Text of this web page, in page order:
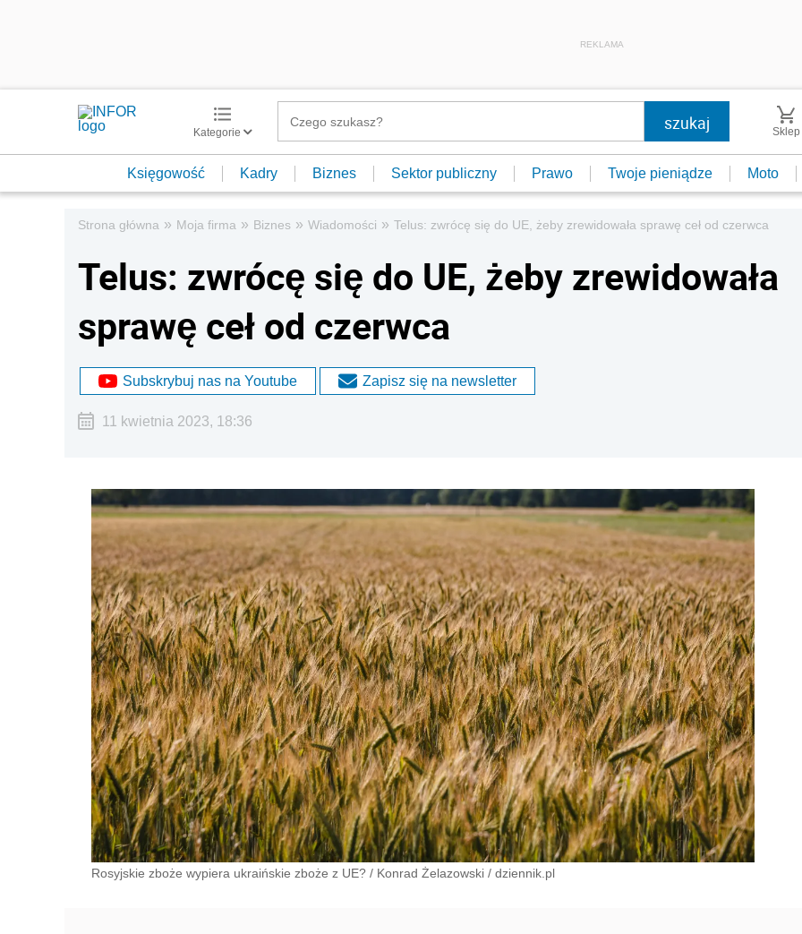
REKLAMA
Kategorie Sklep
Księgowość Kadry Biznes Sektor publiczny Prawo Twoje pieniądze Moto
Strona główna » Moja firma » Biznes » Wiadomości » Telus: zwrócę się do UE, żeby zrewidowała sprawę ceł od czerwca
Telus: zwrócę się do UE, żeby zrewidowała
sprawę ceł od czerwca
Subskrybuj nas na Youtube Zapisz się na newsletter
11 kwietnia 2023, 18:36
Rosyjskie zboże wypiera ukraińskie zboże z UE? / Konrad Żelazowski / dziennik.pl